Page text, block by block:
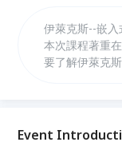
伊萊克斯--嵌
本次課程著重
要了解伊萊克
Event